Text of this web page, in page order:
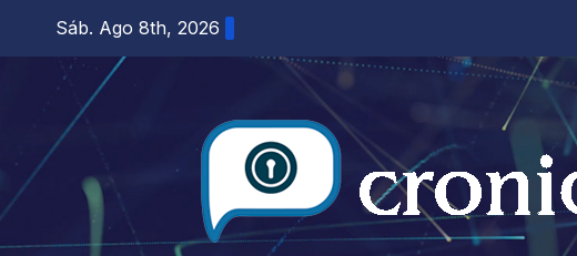
contenido
Sáb. Ago 8th, 2026